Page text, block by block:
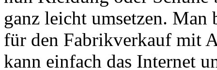
ganz leicht umsetzen.
für den Fabrikverkauf mit
kann einfach das Internet